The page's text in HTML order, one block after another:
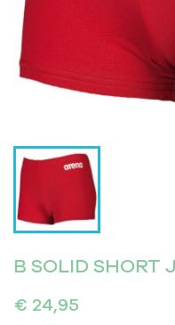
B SOLID SHORT
€ 24,95